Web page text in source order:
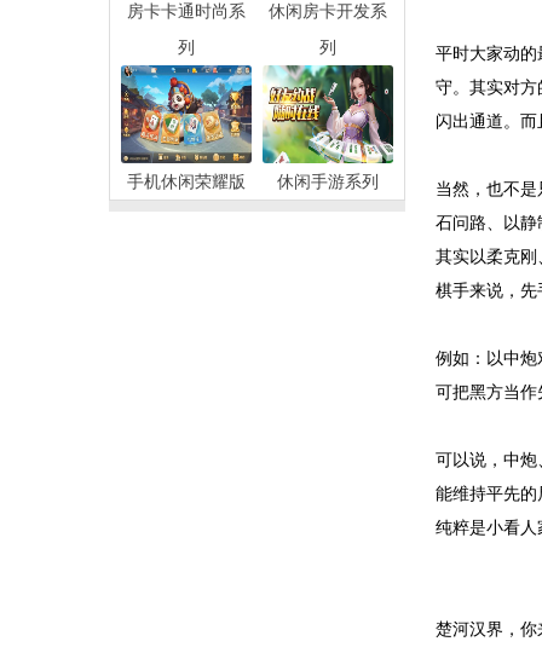
房卡卡通时尚系
列
休闲房卡开发系
列
手机休闲荣耀版 休闲手游系列
平时大家动
守。其实对
闪出通道。
当然，也不
石问路、以静
其实以柔克
棋手来说，
例如：以中
可把黑方当
可以说，中
能维持平先
纯粹是小看
楚河汉界，